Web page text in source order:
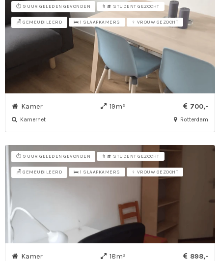
⏱️ 9 UUR GELEDEN GEVONDEN 👨‍🎓 STUDENT GEZOCHT
🪑 GEMEUBILEERD 🛌 1 SLAAPKAMERS ♀ VROUW GEZOCHT
Kamer 19m² 700,-
Kamernet Rotterdam
⏱️ 9 UUR GELEDEN GEVONDEN 👨‍🎓 STUDENT GEZOCHT
🪑 GEMEUBILEERD 🛌 1 SLAAPKAMERS ♀ VROUW GEZOCHT
Kamer 18m² 898,-